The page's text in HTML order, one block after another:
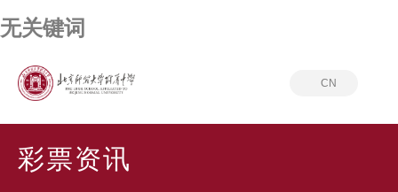
无关键词
CN
彩票资讯